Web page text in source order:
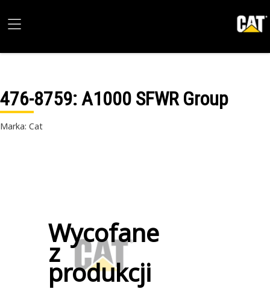
476-8759: A1000 SFWR Group
Marka: Cat
Wycofane
z
produkcji